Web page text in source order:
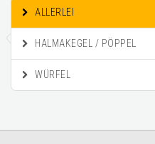
ALLERLEI
HALMAKEGEL / PÖPPEL
WÜRFEL